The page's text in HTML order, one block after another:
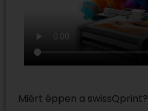
Miért éppen a swissQprint?